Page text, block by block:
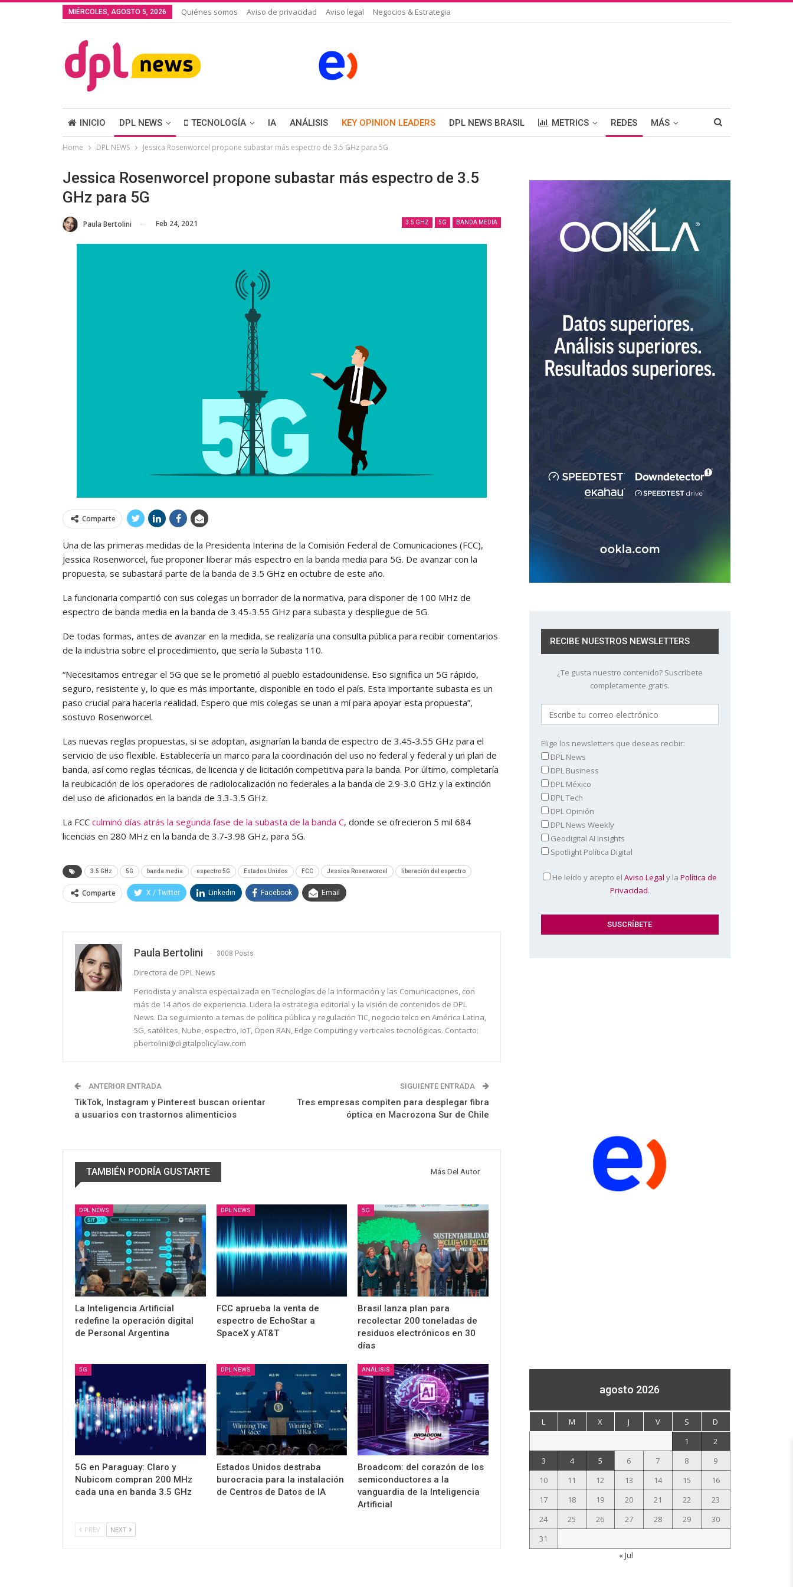
MIÉRCOLES, AGOSTO 5, 2026 Quiénes somos Aviso de privacidad Aviso legal Negocios & Estrategia
INICIO DPL NEWS TECNOLOGÍA IA ANÁLISIS KEY OPINION LEADERS DPL NEWS BRASIL METRICS REDES MÁS
Home DPL NEWS Jessica Rosenworcel propone subastar más espectro de 3.5 GHz para 5G
Jessica Rosenworcel propone subastar más espectro de 3.5
GHz para 5G
3.5 GHZ 5G BANDA MEDIA
Paula Bertolini Feb 24, 2021
Comparte
Una de las primeras medidas de la Presidenta Interina de la Comisión Federal de Comunicaciones (FCC),
Jessica Rosenworcel, fue proponer liberar más espectro en la banda media para 5G. De avanzar con la
propuesta, se subastará parte de la banda de 3.5 GHz en octubre de este año.
La funcionaria compartió con sus colegas un borrador de la normativa, para disponer de 100 MHz de
espectro de banda media en la banda de 3.45-3.55 GHz para subasta y despliegue de 5G.
De todas formas, antes de avanzar en la medida, se realizaría una consulta pública para recibir comentarios
de la industria sobre el procedimiento, que sería la Subasta 110.
“Necesitamos entregar el 5G que se le prometió al pueblo estadounidense. Eso significa un 5G rápido,
seguro, resistente y, lo que es más importante, disponible en todo el país. Esta importante subasta es un
paso crucial para hacerla realidad. Espero que mis colegas se unan a mí para apoyar esta propuesta”,
sostuvo Rosenworcel.
Las nuevas reglas propuestas, si se adoptan, asignarían la banda de espectro de 3.45-3.55 GHz para el
servicio de uso flexible. Establecería un marco para la coordinación del uso no federal y federal y un plan de
banda, así como reglas técnicas, de licencia y de licitación competitiva para la banda. Por último, completaría
la reubicación de los operadores de radiolocalización no federales a la banda de 2.9-3.0 GHz y la extinción
del uso de aficionados en la banda de 3.3-3.5 GHz.
La FCC culminó días atrás la segunda fase de la subasta de la banda C, donde se ofrecieron 5 mil 684
licencias en 280 MHz en la banda de 3.7-3.98 GHz, para 5G.
3.5 GHz 5G banda media espectro 5G Estados Unidos FCC Jessica Rosenworcel liberación del espectro
Comparte X / Twitter Linkedin Facebook Email
Paula Bertolini 3008 Posts
Directora de DPL News
Periodista y analista especializada en Tecnologías de la Información y las Comunicaciones, con
más de 14 años de experiencia. Lidera la estrategia editorial y la visión de contenidos de DPL
News. Da seguimiento a temas de política pública y regulación TIC, negocio telco en América Latina,
5G, satélites, Nube, espectro, IoT, Open RAN, Edge Computing y verticales tecnológicas. Contacto:
pbertolini@digitalpolicylaw.com
ANTERIOR ENTRADA
TikTok, Instagram y Pinterest buscan orientar
a usuarios con trastornos alimenticios
SIGUIENTE ENTRADA
Tres empresas compiten para desplegar fibra
óptica en Macrozona Sur de Chile
TAMBIÉN PODRÍA GUSTARTE Más Del Autor
DPL NEWS
La Inteligencia Artificial
redefine la operación digital
de Personal Argentina
DPL NEWS
FCC aprueba la venta de
espectro de EchoStar a
SpaceX y AT&T
5G
Brasil lanza plan para
recolectar 200 toneladas de
residuos electrónicos en 30
días
5G
5G en Paraguay: Claro y
Nubicom compran 200 MHz
cada una en banda 3.5 GHz
DPL NEWS
Estados Unidos destraba
burocracia para la instalación
de Centros de Datos de IA
ANÁLISIS
Broadcom: del corazón de los
semiconductores a la
vanguardia de la Inteligencia
Artificial
PREV NEXT
RECIBE NUESTROS NEWSLETTERS
¿Te gusta nuestro contenido? Suscríbete
completamente gratis.
Elige los newsletters que deseas recibir:
DPL News
DPL Business
DPL México
DPL Tech
DPL Opinión
DPL News Weekly
Geodigital AI Insights
Spotlight Política Digital
He leído y acepto el Aviso Legal y la Política de
Privacidad.
agosto 2026
L M X J V S
D
1
2
3
4 5 6 7 8
9
10
11 12 13 14 15
16
17
18 19 20 21 22
23
24
25 26 27 28 29
30
31
« Jul